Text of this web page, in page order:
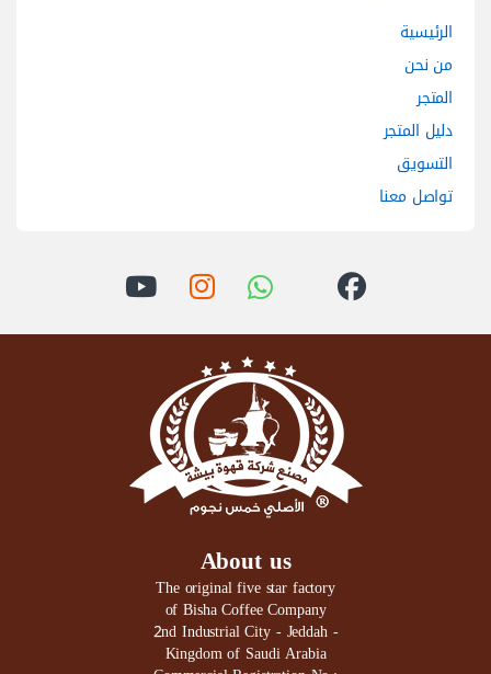
الرئيسية
من نحن
المتجر
دليل المتجر
التسويق
تواصل معنا
About us
The original five star factory
of Bisha Coffee Company
2nd Industrial City - Jeddah -
Kingdom of Saudi Arabia